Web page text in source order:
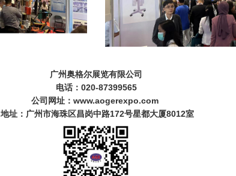
广州奥格尔展览有限公司
电话：020-87399565
公司网址：www.aogerexpo.com
地址：广州市海珠区昌岗中路172号星都大厦8012室